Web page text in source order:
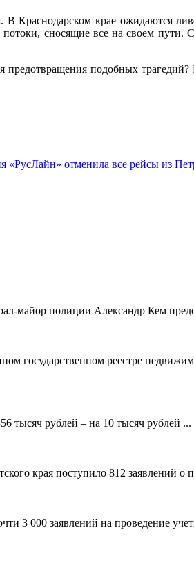
Краснодарском крае ожидаются
сносящие все на своем пути.
подобных
«РусЛайн» отменила все рейсы из
майор полиции Александр Кем
государственном реестре
тысяч рублей – на 10 тысяч рублей ...
края поступило 812 заявлений о
3 000 заявлений на проведение